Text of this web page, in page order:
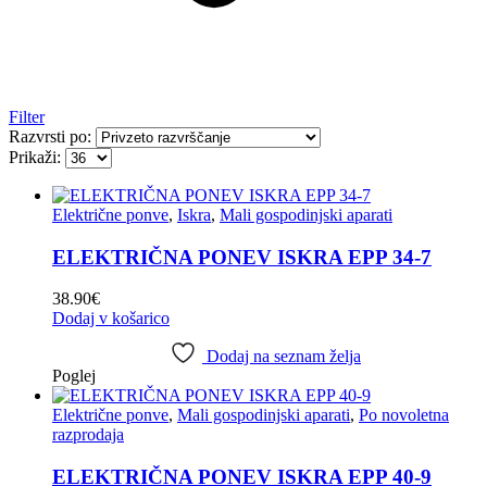
Filter
Razvrsti po:
Prikaži:
Električne ponve, Iskra, Mali gospodinjski aparati
ELEKTRIČNA PONEV ISKRA EPP 34-7
38.90€
Dodaj v košarico
Dodaj na seznam želja
Poglej
Električne ponve, Mali gospodinjski aparati, Po novoletna
razprodaja
ELEKTRIČNA PONEV ISKRA EPP 40-9